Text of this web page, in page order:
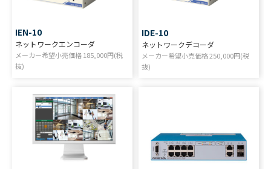
IEN-10
ネットワークエンコーダ
メーカー希望小売価格185,000円(税
抜)
IDE-10
ネットワークデコーダ
メーカー希望小売価格250,000円(税
抜)